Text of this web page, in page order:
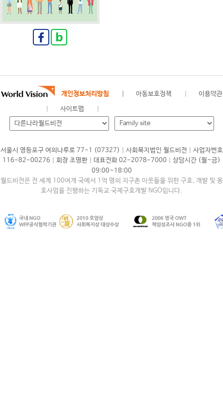
개인정보처리방침 아동보호정책 이용약관
사이트맵
서울시 영등포구 여의나루로 77-1 (07327) 사회복지법인 월드비전
사업자번호
116-82-00276
회장 조명환 대표전화 02-2078-7000
상담시간 (월~금)
09:00~18:00
월드비전은 전 세계 100여개 국에서 1억 명의 지구촌 이웃들을 위한 구호, 개발 및 옹
호사업을 진행하는 기독교 국제구호개발 NGO입니다.